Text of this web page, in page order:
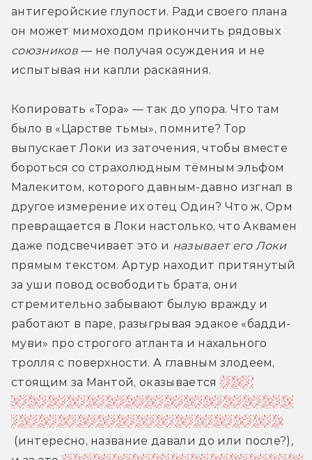
антигеройские глупости. Ради своего плана
он может мимоходом прикончить рядовых
союзников — не получая осуждения и не
испытывая ни капли раскаяния.
Копировать «Тора» — так до упора. Что там
было в «Царстве тьмы», помните? Тор
выпускает Локи из заточения, чтобы вместе
бороться со страхолюдным тёмным эльфом
Малекитом, которого давным-давно изгнал в
другое измерение их отец Один? Что ж, Орм
превращается в Локи настолько, что Аквамен
даже подсвечивает это и называет его Локи
прямым текстом. Артур находит притянутый
за уши повод освободить брата, они
стремительно забывают былую вражду и
работают в паре, разыгрывая эдакое «бадди-
муви» про строгого атланта и нахального
тролля с поверхности. А главным злодеем,
стоящим за Мантой, оказывается царь
Кордакс, который превратил в некрополь из
«Героев меча и магии» своё царство Некрус
(интересно, название давали до или после?)